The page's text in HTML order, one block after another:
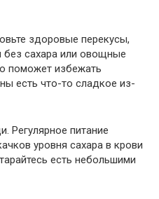
здоровые перекусы,
без сахара или овощные
поможет избежать
есть что-то сладкое из-
Регулярное питание
уровня сахара в крови
есть небольшими